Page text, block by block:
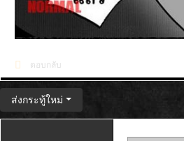
ตอบกลับ
ส่งกระทู้ใหม่